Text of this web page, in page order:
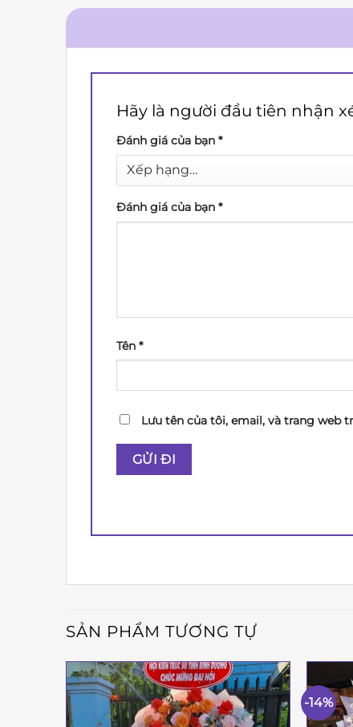
Hãy là người đầu tiên nhận
Đánh giá của bạn *
Đánh giá của bạn *
Tên *
Lưu tên của tôi, email, và trang web
SẢN PHẨM TƯƠNG TỰ
-14%